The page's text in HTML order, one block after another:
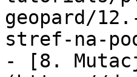
geopard/
stref-na-
- [8.